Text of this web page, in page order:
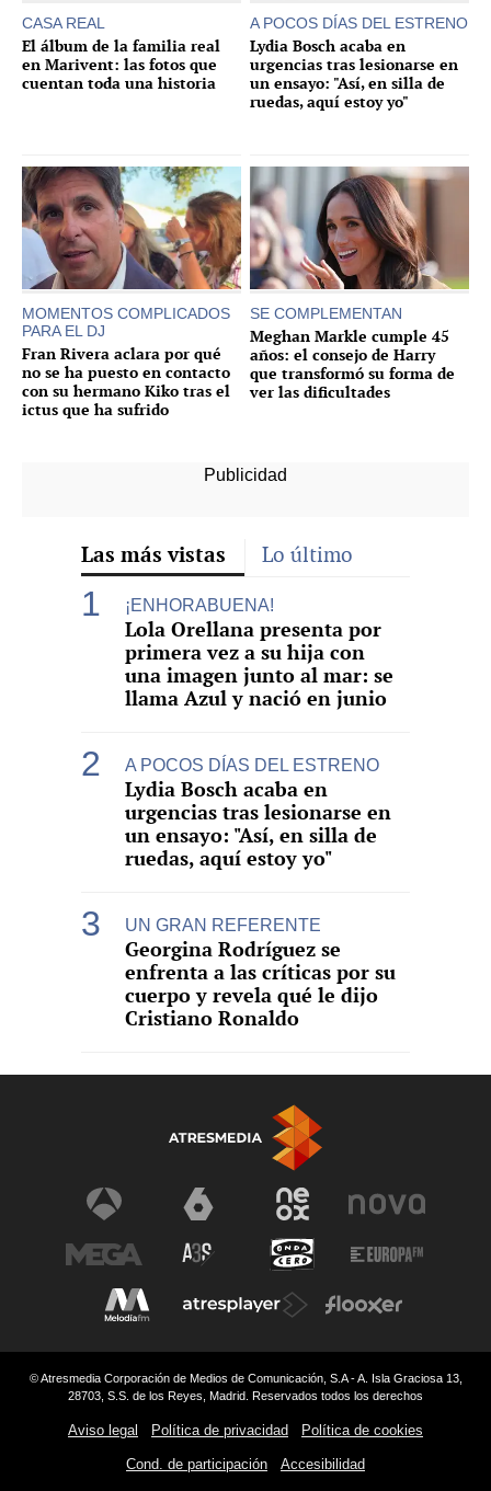
CASA REAL
El álbum de la familia real
en Marivent: las fotos que
cuentan toda una historia
A POCOS DÍAS DEL ESTRENO
Lydia Bosch acaba en
urgencias tras lesionarse en
un ensayo: "Así, en silla de
ruedas, aquí estoy yo"
MOMENTOS COMPLICADOS
PARA EL DJ
Fran Rivera aclara por qué
no se ha puesto en contacto
con su hermano Kiko tras el
ictus que ha sufrido
SE COMPLEMENTAN
Meghan Markle cumple 45
años: el consejo de Harry
que transformó su forma de
ver las dificultades
Las más vistas Lo último
¡ENHORABUENA!
Lola Orellana presenta por
primera vez a su hija con
una imagen junto al mar: se
llama Azul y nació en junio
A POCOS DÍAS DEL ESTRENO
Lydia Bosch acaba en
urgencias tras lesionarse en
un ensayo: "Así, en silla de
ruedas, aquí estoy yo"
UN GRAN REFERENTE
Georgina Rodríguez se
enfrenta a las críticas por su
cuerpo y revela qué le dijo
Cristiano Ronaldo
© Atresmedia Corporación de Medios de Comunicación, S.A - A. Isla Graciosa 13,
28703, S.S. de los Reyes, Madrid. Reservados todos los derechos
Aviso legal Política de privacidad Política de cookies
Cond. de participación Accesibilidad